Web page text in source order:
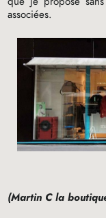
associées.
(Martin C la